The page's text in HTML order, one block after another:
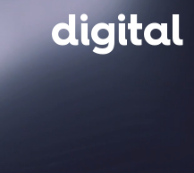
Norge
Singapore
digital